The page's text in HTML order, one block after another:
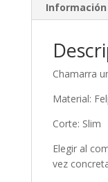
Chamarra
Material:
Corte: Slim
Elegir al
vez